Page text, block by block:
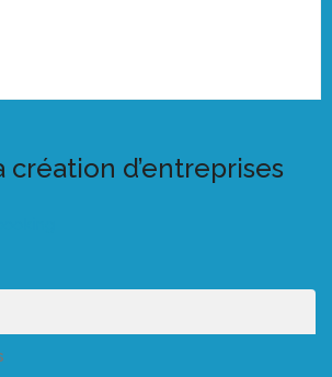
création d’entreprises